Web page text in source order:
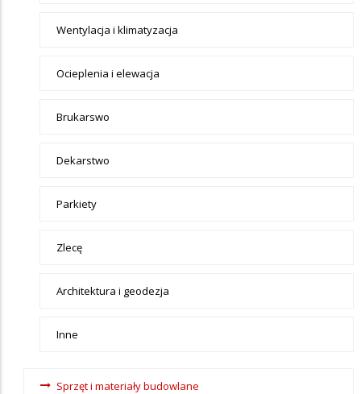
Wentylacja i klimatyzacja
Ocieplenia i elewacja
Brukarswo
Dekarstwo
Parkiety
Zlecę
Architektura i geodezja
Inne
Sprzęt i materiały budowlane